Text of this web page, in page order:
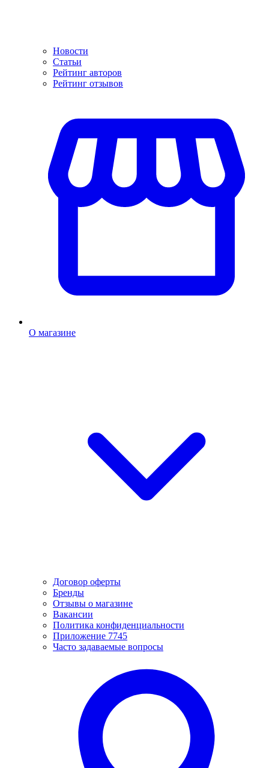
Новости
Статьи
Рейтинг авторов
Рейтинг отзывов
О магазине
Договор оферты
Бренды
Отзывы о магазине
Вакансии
Политика конфиденциальности
Приложение 7745
Часто задаваемые вопросы